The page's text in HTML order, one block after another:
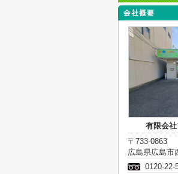
有限会
〒733-0863
広島県広島市
0120-22-